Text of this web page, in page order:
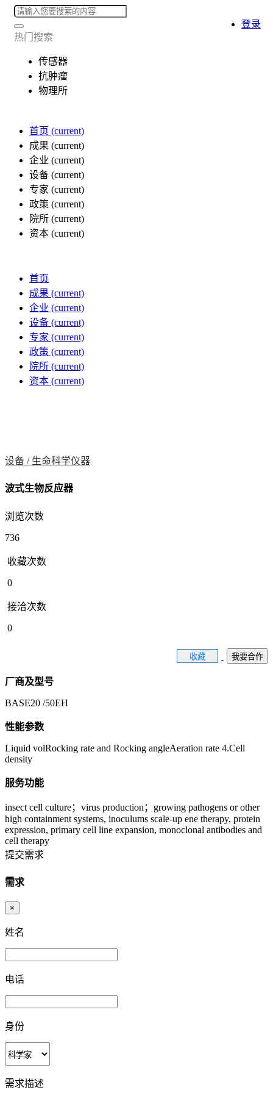
热门搜索
传感器
抗肿瘤
物理所
首页 (current)
成果 (current)
企业 (current)
设备 (current)
专家 (current)
政策 (current)
院所 (current)
资本 (current)
登录
首页
成果 (current)
企业 (current)
设备 (current)
专家 (current)
政策 (current)
院所 (current)
资本 (current)
设备 / 生命科学仪器
波式生物反应器
浏览次数
736
收藏次数
0
接洽次数
0
收藏 我要合作
厂商及型号
BASE20 /50EH
性能参数
Liquid volRocking rate and Rocking angleAeration rate 4.Cell
density
服务功能
insect cell culture；virus production；growing pathogens or other
high containment systems, inoculums scale-up ene therapy, protein
expression, primary cell line expansion, monoclonal antibodies and
cell therapy
提交需求
需求
×
姓名
电话
身份
需求描述